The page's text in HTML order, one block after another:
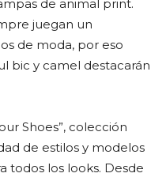
de animal print.
juegan un
de moda, por eso
bic y camel destacarán
Shoes”, colección
de estilos y modelos
todos los looks. Desde